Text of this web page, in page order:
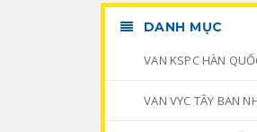
DANH MỤC
VAN KSPC HÀN
VAN VYC TÂY BAN